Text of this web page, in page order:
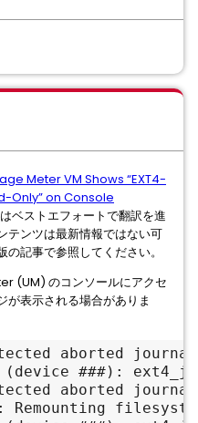
Meter VM Shows “EXT4-
Only” on Console
ベストエフォートで翻訳を進
テンツは最新情報ではない可
記事で参照してください。
(UM) のコンソールにアクセ
が表示される場合がありま
aborted journal
###):
aborted journal
Remounting